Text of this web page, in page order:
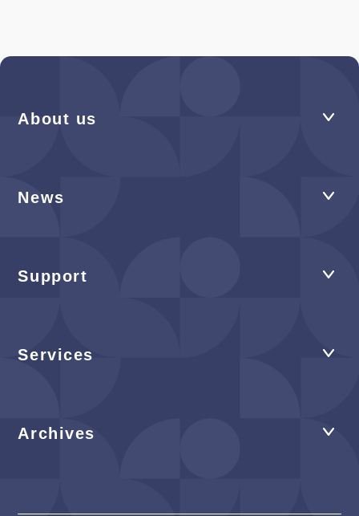
About us
News
Support
Services
Archives